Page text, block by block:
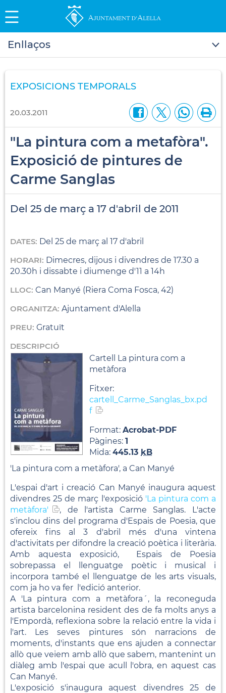
Enllaços
EXPOSICIONS TEMPORALS
20.03.2011
"La pintura com a metafòra".
Exposició de pintures de
Carme Sanglas
Del 25 de març a 17 d'abril de 2011
DATES: Del 25 de març al 17 d'abril
HORARI: Dimecres, dijous i divendres de 17.30 a
20.30h i dissabte i diumenge d'11 a 14h
LLOC: Can Manyé (Riera Coma Fosca, 42)
ORGANITZA: Ajuntament d'Alella
PREU: Gratuït
DESCRIPCIÓ
Cartell La pintura com a
metàfora
Fitxer:
cartell_Carme_Sanglas_bx.pd
f
Format: Acrobat-PDF
Pàgines: 1
Mida: 445.13 kB
'La pintura com a metàfora', a Can Manyé
L'espai d'art i creació Can Manyé inaugura aquest
divendres 25 de març l'exposició 'La pintura com a
metàfora'
, de l'artista Carme Sanglas. L'acte
s'inclou dins del programa d'Espais de Poesia, que
ofereix fins al 3 d'abril més d'una vintena
d'activitats per difondre la creació poètica i literària.
Amb aquesta exposició, Espais de Poesia
sobrepassa el llenguatge poètic i musical i
incorpora també el llenguatge de les arts visuals,
com ja ho va fer l'edició anterior.
A 'La pintura com a metàfora´, la reconeguda
artista barcelonina resident des de fa molts anys a
l'Empordà, reflexiona sobre la relació entre la vida i
l'art. Les seves pintures són narracions de
moments, d'instants que ens ajuden a connectar
allò que veiem amb allò que sabem, mantenint un
diàleg amb l'espai que acull l'obra, en aquest cas
Can Manyé.
L'exposició s'inaugura aquest divendres 25 de